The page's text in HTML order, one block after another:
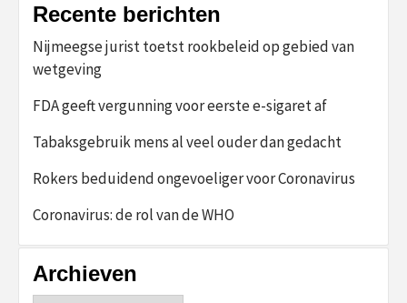
Recente berichten
Nijmeegse jurist toetst rookbeleid op gebied van
wetgeving
FDA geeft vergunning voor eerste e-sigaret af
Tabaksgebruik mens al veel ouder dan gedacht
Rokers beduidend ongevoeliger voor Coronavirus
Coronavirus: de rol van de WHO
Archieven